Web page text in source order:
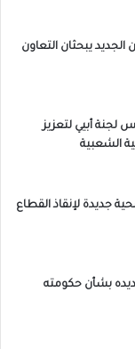
يبحثان التعاون
لجنة أبيي لتعزيز
الشعبية
جديدة لإنقاذ القطاع
بشأن حكومته